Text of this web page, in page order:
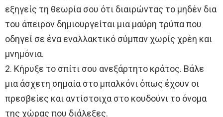
εξηγείς τη θεωρία σου ότι διαιρώντας το μηδέν δια
του άπειρον δημιουργείται μια μαύρη τρύπα που
οδηγεί σε ένα εναλλακτικό σύμπαν χωρίς χρέη και
μνημόνια.
2. Κήρυξε το σπίτι σου ανεξάρτητο κράτος. Βάλε
μια άσχετη σημαία στο μπαλκόνι όπως έχουν οι
πρεσβείες και αντίστοιχα στο κουδούνι το όνομα
της χώρας που διάλεξες.